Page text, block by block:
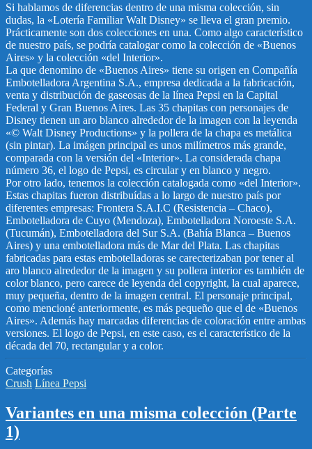
Si hablamos de diferencias dentro de una misma colección, sin
dudas, la «Lotería Familiar Walt Disney» se lleva el gran premio.
Prácticamente son dos colecciones en una. Como algo característico
de nuestro país, se podría catalogar como la colección de «Buenos
Aires» y la colección «del Interior».
La que denomino de «Buenos Aires» tiene su origen en Compañía
Embotelladora Argentina S.A., empresa dedicada a la fabricación,
venta y distribución de gaseosas de la línea Pepsi en la Capital
Federal y Gran Buenos Aires. Las 35 chapitas con personajes de
Disney tienen un aro blanco alrededor de la imagen con la leyenda
«© Walt Disney Productions» y la pollera de la chapa es metálica
(sin pintar). La imágen principal es unos milímetros más grande,
comparada con la versión del «Interior». La considerada chapa
número 36, el logo de Pepsi, es circular y en blanco y negro.
Por otro lado, tenemos la colección catalogada como «del Interior».
Estas chapitas fueron distribuídas a lo largo de nuestro país por
diferentes empresas: Frontera S.A.I.C (Resistencia – Chaco),
Embotelladora de Cuyo (Mendoza), Embotelladora Noroeste S.A.
(Tucumán), Embotelladora del Sur S.A. (Bahía Blanca – Buenos
Aires) y una embotelladora más de Mar del Plata. Las chapitas
fabricadas para estas embotelladoras se carecterizaban por tener al
aro blanco alrededor de la imagen y su pollera interior es también de
color blanco, pero carece de leyenda del copyright, la cual aparece,
muy pequeña, dentro de la imagen central. El personaje principal,
como mencioné anteriormente, es más pequeño que el de «Buenos
Aires». Además hay marcadas diferencias de coloración entre ambas
versiones. El logo de Pepsi, en este caso, es el característico de la
década del 70, rectangular y a color.
Categorías
Crush Línea Pepsi
Variantes en una misma colección (Parte
1)